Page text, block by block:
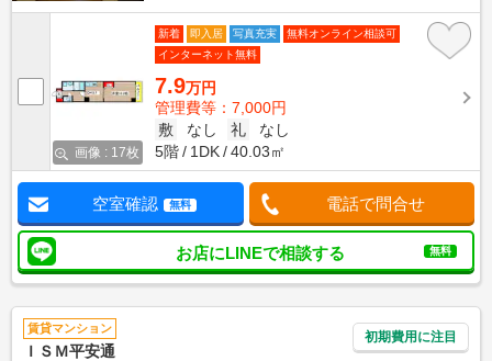
画像 : 17枚
新着 即入居 写真充実
無料オンライン相談可
インターネット無料
7.9万円
管理費等：7,000円
敷
なし 礼
なし
5階
1DK 40.03㎡
空室確認 無料 電話で問合せ
お店にLINEで相談する 無料
賃貸マンション
ＩＳＭ平安通
初期費用に注目